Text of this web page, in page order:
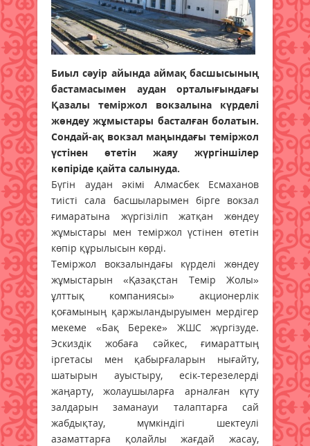
Биыл сәуір айында аймақ басшысының
бастамасымен аудан орталығындағы
Қазалы теміржол вокзалына күрделі
жөндеу жұмыстары басталған болатын.
Сондай-ақ вокзал маңындағы теміржол
үстінен өтетін жаяу жүргіншілер
көпіріде қайта салынуда.
Бүгін аудан әкімі Алмасбек Есмаханов
тиісті сала басшыларымен бірге вокзал
ғимаратына жүргізіліп жатқан жөндеу
жұмыстары мен теміржол үстінен өтетін
көпір құрылысын көрді.
Теміржол вокзалындағы күрделі жөндеу
жұмыстарын «Қазақстан Темір Жолы»
ұлттық компаниясы» акционерлік
қоғамының қаржыландыруымен мердігер
мекеме «Бақ Береке» ЖШС жүргізуде.
Эскиздік жобаға сәйкес, ғимараттың
іргетасы мен қабырғаларын нығайту,
шатырын ауыстыру, есік-терезелерді
жаңарту, жолаушыларға арналған күту
залдарын заманауи талаптарға сай
жабдықтау, мүмкіндігі шектеулі
азаматтарға қолайлы жағдай жасау,